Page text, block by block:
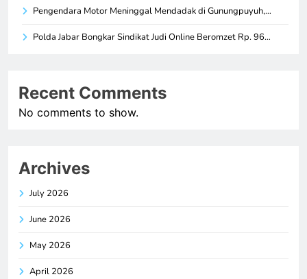
Pengendara Motor Meninggal Mendadak di Gunungpuyuh,…
Polda Jabar Bongkar Sindikat Judi Online Beromzet Rp. 96…
Recent Comments
No comments to show.
Archives
July 2026
June 2026
May 2026
April 2026